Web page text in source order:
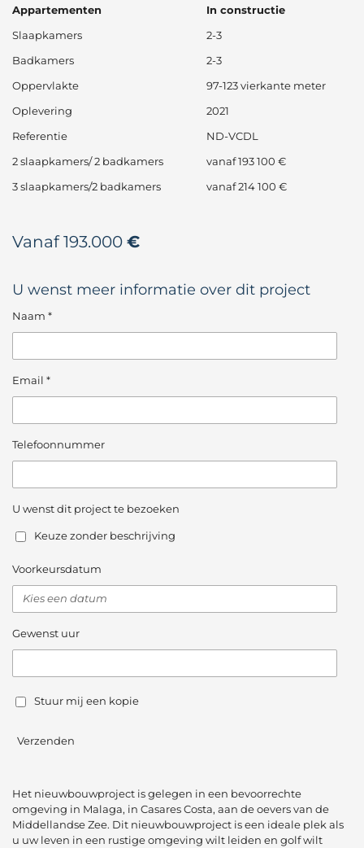
Appartementen
In constructie
Slaapkamers
2-3
Badkamers
2-3
Oppervlakte
97-123 vierkante meter
Oplevering
2021
Referentie
ND-VCDL
2 slaapkamers/ 2 badkamers
vanaf 193 100 €
3 slaapkamers/2 badkamers
vanaf 214 100 €
Vanaf 193.000 €
U wenst meer informatie over dit project
Naam *
Email *
Telefoonnummer
U wenst dit project te bezoeken
Keuze zonder beschrijving
Voorkeursdatum
Gewenst uur
Stuur mij een kopie
Verzenden
Het nieuwbouwproject is gelegen in een bevoorrechte
omgeving in Malaga, in Casares Costa, aan de oevers van de
Middellandse Zee. Dit nieuwbouwproject is een ideale plek als
u uw leven in een rustige omgeving wilt leiden en golf wilt